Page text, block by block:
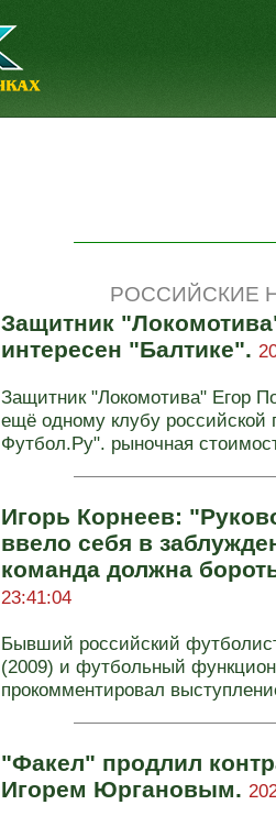
РОССИЙСКИЕ
Защитник
интересен "Балтике".
Защитник "Локомотива" Егор
ещё одному клубу российской
Футбол.Ру". рыночная
Игорь Корнеев:
ввело себя в
команда должна
23:41:04
Бывший российский
(2009) и футбольный
прокомментировал
"Факел" продлил
Игорем Юргановым.